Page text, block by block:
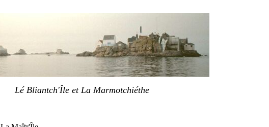
Lé Bliantch'Île et La Marmotchiéthe